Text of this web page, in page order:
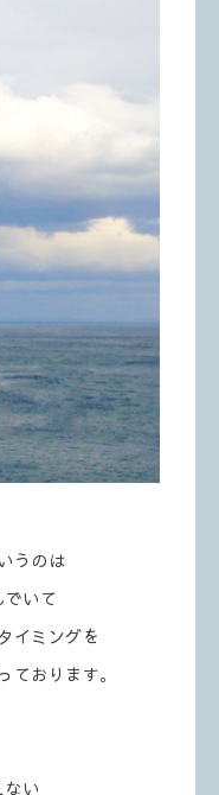
うのは
でいて
イミングを
ております。
い